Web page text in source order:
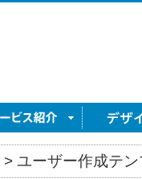
> ユーザー作成テ